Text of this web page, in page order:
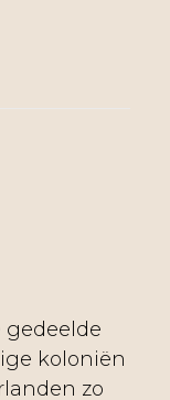
gedeelde
koloniën
zo